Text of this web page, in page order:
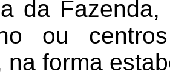
da
ou
na forma